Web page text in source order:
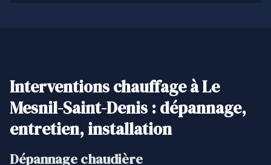
Interventions chauffage à Le
Mesnil-Saint-Denis : dépannage,
entretien, installation
Dépannage chaudière